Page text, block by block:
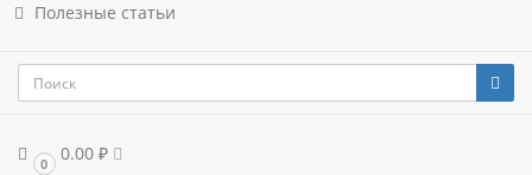
Полезные статьи
0 0.00 ₽